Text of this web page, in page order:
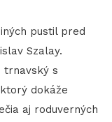
pustil pred
Szalay.
trnavský s
dokáže
aj roduverných